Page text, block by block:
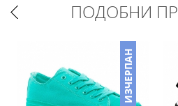
ПОДОБНИ
ИЗЧЕРПАН